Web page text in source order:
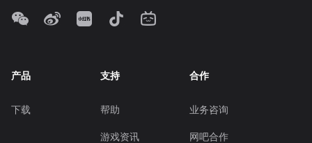
产品
下载
支持
帮助
游戏资讯
合作
业务咨询
网吧合作